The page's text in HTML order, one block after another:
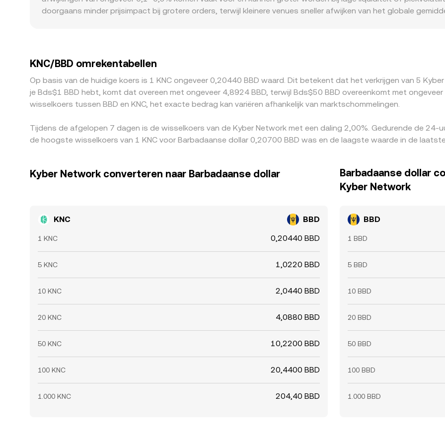
doorgaans minder prijsimpact bij grotere orders, terwijl kleinere venues sneller afwijken van het globale
KNC/BBD-waarde. Arbitrageurs kopen waar KNC goedkoop is en verkopen waar het duurder is, wat prijzen
transactiekosten, on-chain latentie en fiat-opnamebeperkingen voorkomen dat verschillen volledig verdwijnen.
KNC/BBD omrekentabellen
Op basis van de huidige koers is 1 KNC ongeveer 0,20440 BBD waard. Dit betekent dat het verkrijgen van 5
je Bds$1 BBD hebt, komt dat overeen met ongeveer 4,8924 BBD, terwijl Bds$50 BBD overeenkomt met
wisselkoers tussen BBD en KNC, het exacte bedrag kan variëren afhankelijk van marktschommelingen.
Tijdens de afgelopen 7 dagen is de wisselkoers van de Kyber Network met een daling 2,00%. Gedurende de 24-
de hoogste wisselkoers van 1 KNC voor Barbadaanse dollar 0,20700 BBD was en de laagste waarde in de
Kyber Network converteren naar Barbadaanse dollar
KNC BBD
1 KNC 0,20440 BBD
5 KNC 1,0220 BBD
10 KNC 2,0440 BBD
20 KNC 4,0880 BBD
50 KNC 10,2200 BBD
100 KNC 20,4400 BBD
1.000 KNC 204,40 BBD
Barbadaanse dollar
Kyber Network
BBD
1 BBD
5 BBD
10 BBD
20 BBD
50 BBD
100 BBD
1.000 BBD